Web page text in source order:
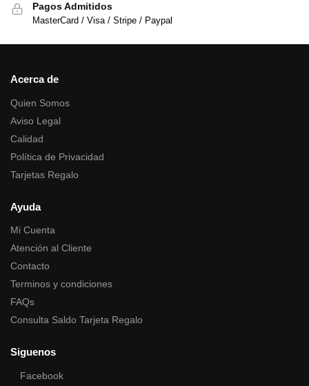
Pagos Admitidos
MasterCard / Visa / Stripe / Paypal
Acerca de
Quien Somos
Aviso Legal
Calidad
Política de Privacidad
Tarjetas Regalo
Ayuda
Mi Cuenta
Atención al Cliente
Contacto
Terminos y condiciones
FAQs
Consulta Saldo Tarjeta Regalo
Siguenos
Facebook